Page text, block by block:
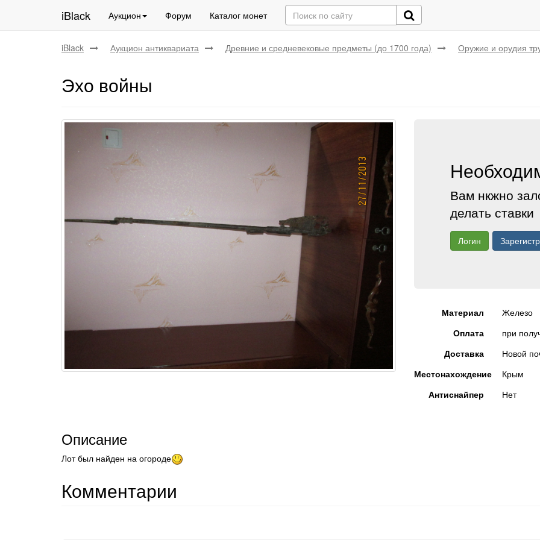
iBlack Аукцион Форум Каталог монет
iBlack Аукцион антиквариата Древние и средневековые предметы (до 1700 года) Оружие и орудия
Эхо войны
Вам нкжно
делать ставки
Логин
Материал
Железо
Оплата
при
Доставка
Новой
Местонахождение
Крым
Антиснайпер
Нет
Описание
Лот был найден на огороде
Комментарии